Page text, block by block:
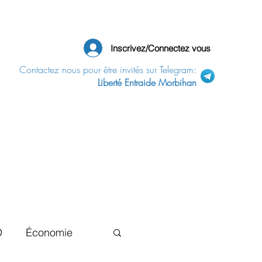
Inscrivez/Connectez vous
Contactez nous pour être invités sur Telegram:
Liberté Entraide Morbihan
Économie